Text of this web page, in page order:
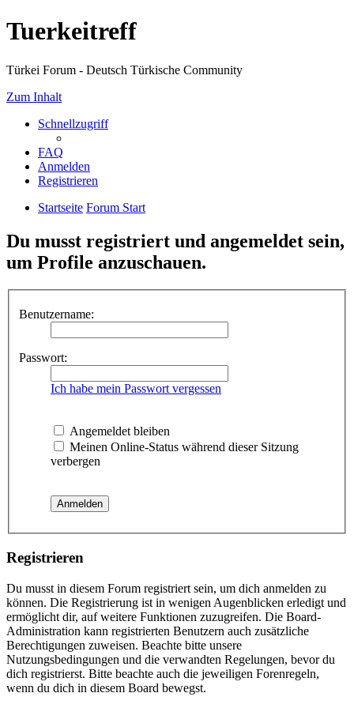
Tuerkeitreff
Türkei Forum - Deutsch Türkische Community
Zum Inhalt
Schnellzugriff
FAQ
Anmelden
Registrieren
Startseite Forum Start
Du musst registriert und angemeldet sein,
um Profile anzuschauen.
Benutzername:
Passwort:
Ich habe mein Passwort vergessen
Angemeldet bleiben
Meinen Online-Status während dieser Sitzung
verbergen
Registrieren
Du musst in diesem Forum registriert sein, um dich anmelden zu
können. Die Registrierung ist in wenigen Augenblicken erledigt und
ermöglicht dir, auf weitere Funktionen zuzugreifen. Die Board-
Administration kann registrierten Benutzern auch zusätzliche
Berechtigungen zuweisen. Beachte bitte unsere
Nutzungsbedingungen und die verwandten Regelungen, bevor du
dich registrierst. Bitte beachte auch die jeweiligen Forenregeln,
wenn du dich in diesem Board bewegst.